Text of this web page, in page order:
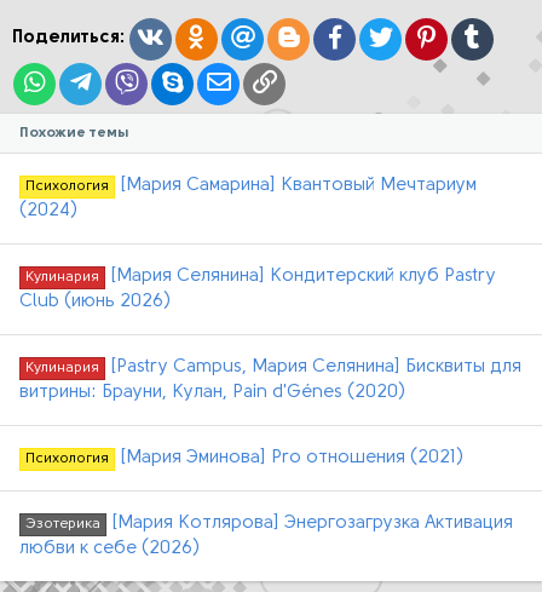
:
Поделиться: ВконтактеОдноклассники
Mail.ruBloggerFacebook
TwitterPinterestTumblr
WhatsAppTelegram
Viber SkypeЭлектронная почта
Ссылка
Похожие темы
Психология
[Мария Самарина] Квантовый Мечтариум
(2024)
Кулинария
[Мария Селянина] Кондитерский клуб Pastry
Club (июнь 2026)
Кулинария
[Pastry Campus, Мария Селянина] Бисквиты для
витрины: Брауни, Кулан, Pain d'Génes (2020)
Психология [Мария Эминова] Pro отношения (2021)
Эзотерика
[Мария Котлярова] Энергозагрузка Активация
любви к себе (2026)